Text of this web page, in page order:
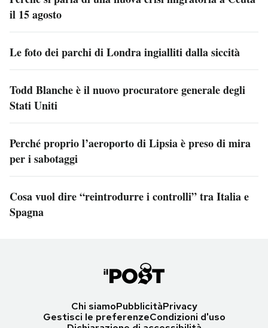
il 15 agosto
Le foto dei parchi di Londra ingialliti dalla siccità
Todd Blanche è il nuovo procuratore generale degli
Stati Uniti
Perché proprio l’aeroporto di Lipsia è preso di mira
per i sabotaggi
Cosa vuol dire “reintrodurre i controlli” tra Italia e
Spagna
Chi siamoPubblicitàPrivacy
Gestisci le preferenzeCondizioni d'uso